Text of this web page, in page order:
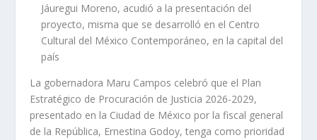
Jáuregui Moreno, acudió a la presentación del
proyecto, misma que se desarrolló en el Centro
Cultural del México Contemporáneo, en la capital del
país
La gobernadora Maru Campos celebró que el Plan
Estratégico de Procuración de Justicia 2026-2029,
presentado en la Ciudad de México por la fiscal general
de la República, Ernestina Godoy, tenga como prioridad